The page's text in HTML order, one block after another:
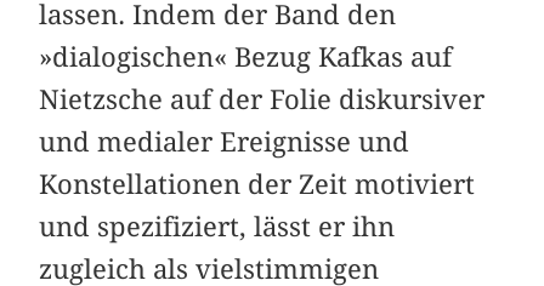
lassen. Indem der Band den
»dialogischen« Bezug Kafkas auf
Nietzsche auf der Folie diskursiver
und medialer Ereignisse und
Konstellationen der Zeit motiviert
und spezifiziert, lässt er ihn
zugleich als vielstimmigen